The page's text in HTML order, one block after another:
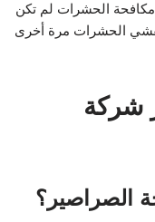
الحشرات لم تكن
تفشي الحشرات مرة أخرى
شركة
الصراصير؟